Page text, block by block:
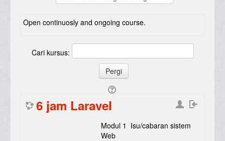
Open continuosly and ongoing course.
Cari kursus:
6 jam Laravel
Modul 1 Isu/cabaran sistem
Web